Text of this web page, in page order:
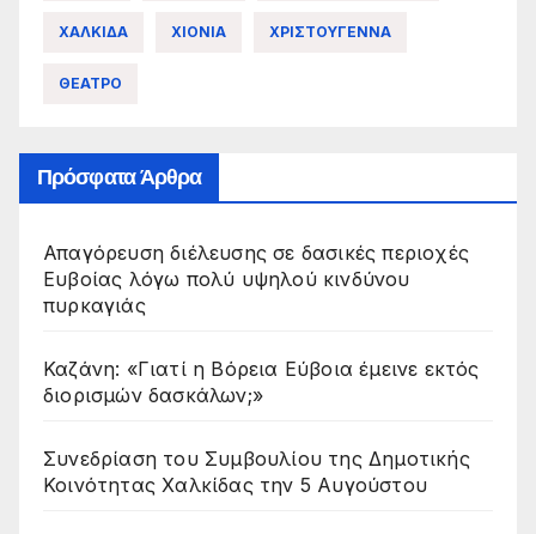
ΧΑΛΚΙΔΑ ΧΙΟΝΙΑ ΧΡΙΣΤΟΥΓΕΝΝΑ
ΘΕΑΤΡΟ
Πρόσφατα Άρθρα
Απαγόρευση διέλευσης σε δασικές περιοχές
Ευβοίας λόγω πολύ υψηλού κινδύνου
πυρκαγιάς
Καζάνη: «Γιατί η Βόρεια Εύβοια έμεινε εκτός
διορισμών δασκάλων;»
Συνεδρίαση του Συμβουλίου της Δημοτικής
Κοινότητας Χαλκίδας την 5 Αυγούστου